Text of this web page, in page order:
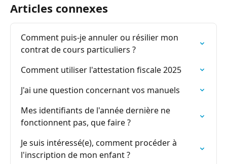
Articles connexes
Comment puis-je annuler ou résilier mon
contrat de cours particuliers ?
Comment utiliser l'attestation fiscale 2025
J'ai une question concernant vos manuels
Mes identifiants de l'année dernière ne
fonctionnent pas, que faire ?
Je suis intéressé(e), comment procéder à
l'inscription de mon enfant ?